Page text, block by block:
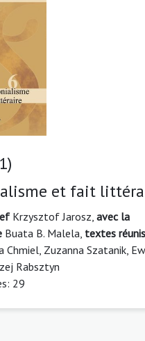
et fait
Krzysztof Jarosz, avec la
Buata B. Malela, textes
Chmiel, Zuzanna Szatanik,
Rabsztyn
29